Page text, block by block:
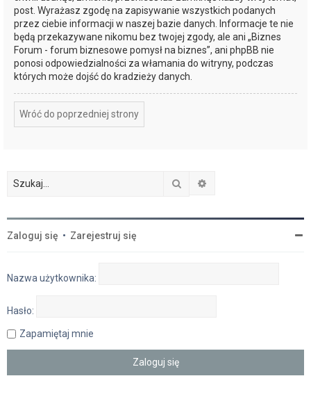
post. Wyrażasz zgodę na zapisywanie wszystkich podanych
przez ciebie informacji w naszej bazie danych. Informacje te nie
będą przekazywane nikomu bez twojej zgody, ale ani „Biznes
Forum - forum biznesowe pomysł na biznes”, ani phpBB nie
ponosi odpowiedzialności za włamania do witryny, podczas
których może dojść do kradzieży danych.
Wróć do poprzedniej strony
Szukaj
Zaloguj się • Zarejestruj się
Nazwa użytkownika:
Hasło:
Zapamiętaj mnie